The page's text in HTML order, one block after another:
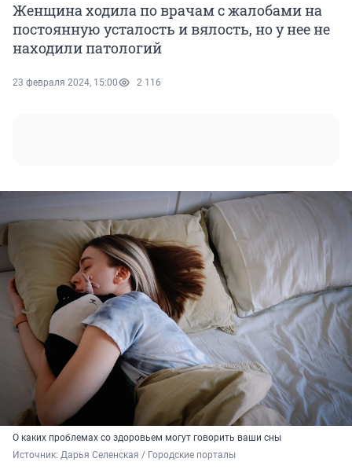
Женщина ходила по врачам с жалобами на
постоянную усталость и вялость, но у нее не
находили патологий
23 февраля 2024, 15:00 2 116
О каких проблемах со здоровьем могут говорить ваши сны
Источник: Дарья Селенская / Городские порталы